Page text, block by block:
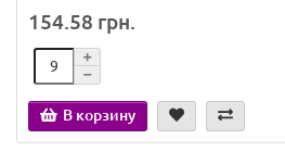
154.58 грн.
В корзину